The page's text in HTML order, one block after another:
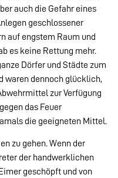
auch die Gefahr eines
geschlossener
auf engstem Raum und
es keine Rettung mehr.
Dörfer und Städte zum
waren dennoch glücklich,
zur Verfügung
das Feuer
die geeigneten Mittel.
zu gehen. Wenn der
der handwerklichen
geschöpft und von